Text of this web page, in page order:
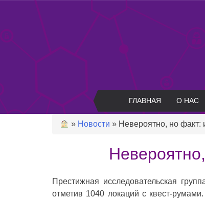
ГЛАВНАЯ О НАС
» Новости » Невероятно, но факт:
Престижная исследовательская
отметив 1040 локаций с квест-